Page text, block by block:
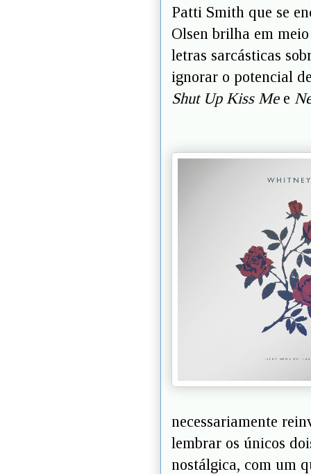
Patti Smith que se
Olsen brilha em
letras sarcásticas
ignorar o potencial
Shut Up Kiss Mee
necessariamente
lembrar os únicos
nostálgica, com um